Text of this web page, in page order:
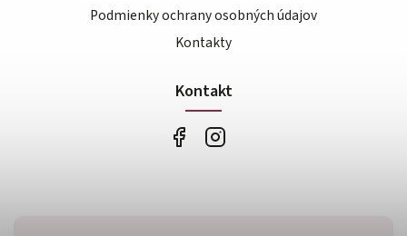
Podmienky ochrany osobných údajov
Kontakty
Kontakt